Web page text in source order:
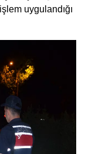
uygulandığı